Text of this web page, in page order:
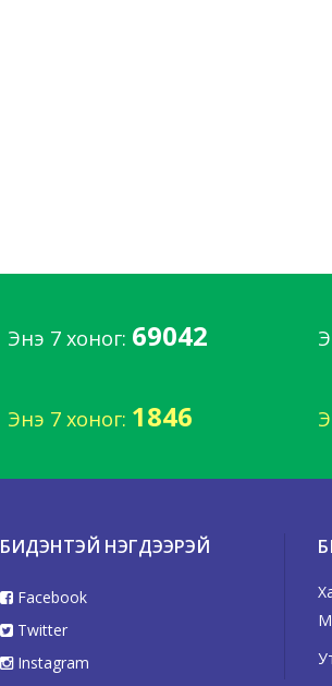
Энэ 7 хоног: 69042
Энэ 7 хоног: 1846
БИДЭНТЭЙ НЭГДЭЭРЭЙ
Facebook
Twitter
Instagram